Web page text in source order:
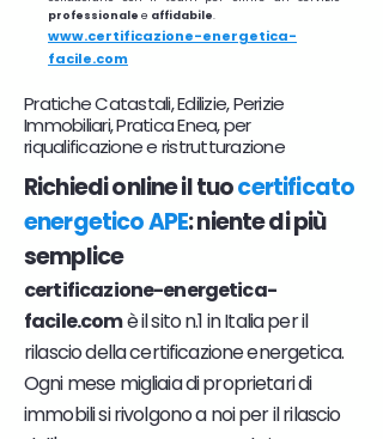
professionale e affidabile.
www.certificazione-energetica-
facile.com
Pratiche Catastali, Edilizie, Perizie
Immobiliari, Pratica Enea, per
riqualificazione e ristrutturazione
Richiedi online il tuocertificato
energetico APE: niente di più
semplice
certificazione-energetica-
facile.comè il sito n.1 in Italia per il
rilascio della certificazione energetica.
Ogni mese migliaia di proprietari di
immobili si rivolgono a noi per il rilascio